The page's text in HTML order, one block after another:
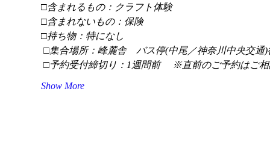
□含まれるもの：クラフト体験
□含まれないもの：保険
□持ち物：特になし
□集合場所：峰麓舎　バス停(中尾／神奈川中央交通)
□予約受付締切り：1週間前 　※直前のご予約はご
Show More